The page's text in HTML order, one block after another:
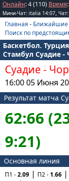
Онлайн: 4 (110) Время:
Мини-Чат: italia 14:07,
Главная - Ближайшие
Поиск по
Баскетбол.
Стамбул Суадие -
Суадие -
16:00 05 Июня
Результат матча
62:66
9:21)
Основная линия
П1 -2.09 П2 -1.66